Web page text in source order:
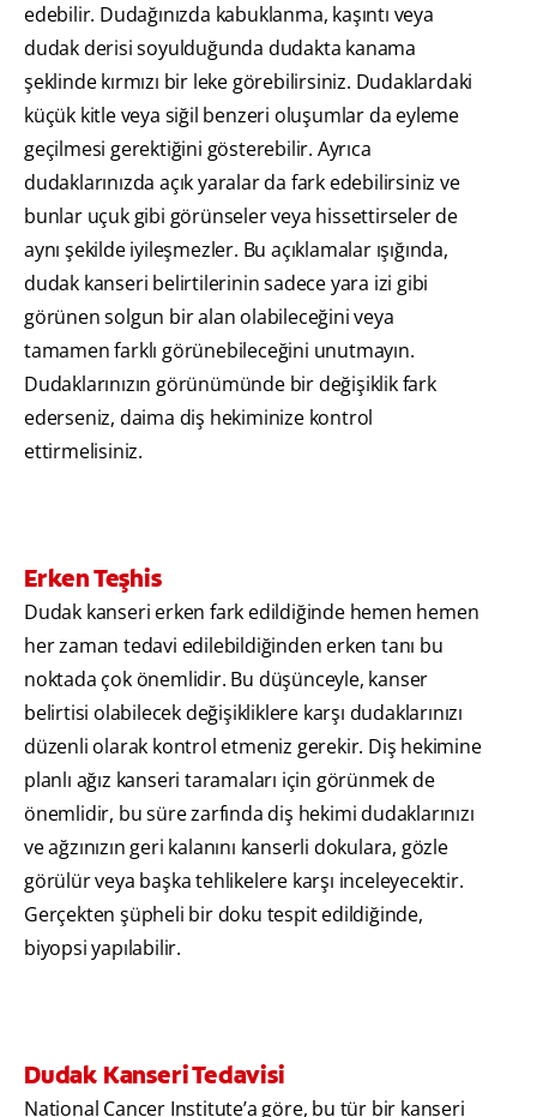
edebilir. Dudağınızda kabuklanma, kaşıntı veya
dudak derisi soyulduğunda dudakta kanama
şeklinde kırmızı bir leke görebilirsiniz. Dudaklardaki
küçük kitle veya siğil benzeri oluşumlar da eyleme
geçilmesi gerektiğini gösterebilir. Ayrıca
dudaklarınızda açık yaralar da fark edebilirsiniz ve
bunlar uçuk gibi görünseler veya hissettirseler de
aynı şekilde iyileşmezler. Bu açıklamalar ışığında,
dudak kanseri belirtilerinin sadece yara izi gibi
görünen solgun bir alan olabileceğini veya
tamamen farklı görünebileceğini unutmayın.
Dudaklarınızın görünümünde bir değişiklik fark
ederseniz, daima diş hekiminize kontrol
ettirmelisiniz.
Erken Teşhis
Dudak kanseri erken fark edildiğinde hemen hemen
her zaman tedavi edilebildiğinden erken tanı bu
noktada çok önemlidir. Bu düşünceyle, kanser
belirtisi olabilecek değişikliklere karşı dudaklarınızı
düzenli olarak kontrol etmeniz gerekir. Diş hekimine
planlı ağız kanseri taramaları için görünmek de
önemlidir, bu süre zarfında diş hekimi dudaklarınızı
ve ağzınızın geri kalanını kanserli dokulara, gözle
görülür veya başka tehlikelere karşı inceleyecektir.
Gerçekten şüpheli bir doku tespit edildiğinde,
biyopsi yapılabilir.
Dudak Kanseri Tedavisi
National Cancer Institute’a göre, bu tür bir kanseri